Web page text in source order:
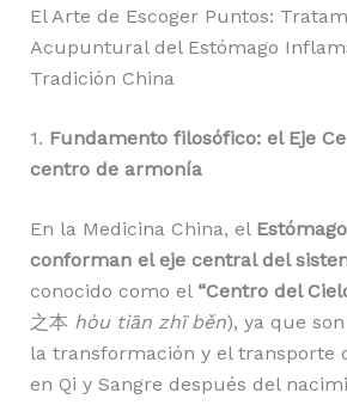
El Arte de Escoger Puntos:
Acupuntural del Estómago
Tradición China
1. Fundamento filosófico: el Eje
centro de armonía
En la Medicina China, el
conforman el eje central del
conocido como el “Centro del
之本 hòu tiān zhī běn), ya que
la transformación y el transporte
en Qi y Sangre después del